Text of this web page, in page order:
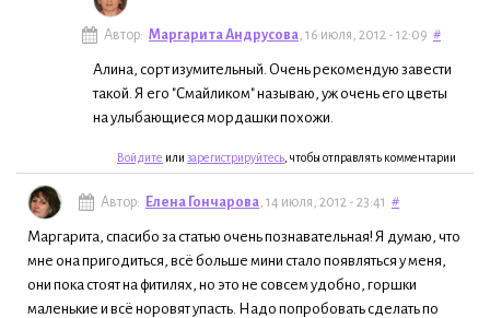
Автор: Маргарита Андрусова , 16 июля, 2012 - 12:09 #
Алина, сорт изумительный. Очень рекомендую завести
такой. Я его "Смайликом" называю, уж очень его цветы
на улыбающиеся мордашки похожи.
Войдите или зарегистрируйтесь , чтобы отправлять комментарии
Автор: Елена Гончарова , 14 июля, 2012 - 23:41 #
Маргарита, спасибо за статью очень познавательная! Я думаю, что
мне она пригодиться, всё больше мини стало появляться у меня,
они пока стоят на фитилях, но это не совсем удобно, горшки
маленькие и всё норовят упасть. Надо попробовать сделать по